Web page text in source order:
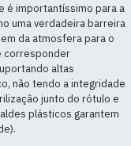
é importantíssimo para a
uma verdadeira barreira
da atmosfera para o
corresponder
altas
não tendo a integridade
junto do rótulo e
plásticos garantem